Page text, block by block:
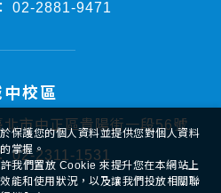
02-2881-9471
中校區
市中正區貴陽街一段56號
02-2311-1531
保護您的個人資料並提供您對個人資料
的掌握。
我們置放 Cookie 來提升您在本網站上
能和使用狀況，以及讓我們投放相關聯